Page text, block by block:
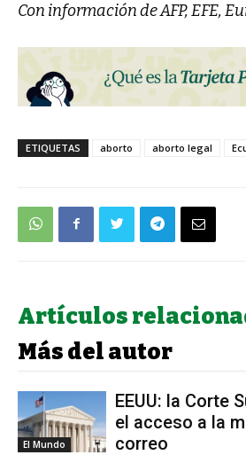
Con información de AFP, EFE,
ETIQUETAS aborto aborto legal
Artículos
Más del autor
El Mundo
EEUU: la Corte
el acceso a la
correo